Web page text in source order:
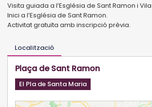
Visita guiada a l’Església de Sant Ramon i
Inici a l’Església de Sant Ramon.
Activitat gratuïta amb inscripció prèvia.
Localització
Plaça de Sant Ramon
El Pla de Santa Maria